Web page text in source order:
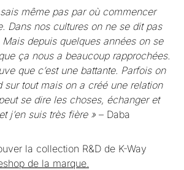
même pas par où commencer
Dans nos cultures on ne se dit pas
Mais depuis quelques années on se
ça nous a beaucoup rapprochées.
que c’est une battante. Parfois on
sur tout mais on a créé une relation
se dire les choses, échanger et
j’en suis très fière » – Daba
la collection R&D de K-Way
de la marque.